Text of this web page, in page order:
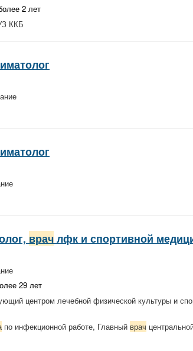
2 лет
ККБ
врач лфк и спортивной
29 лет
центром лечебной физической культуры и
по инфекционной работе, Главный врач